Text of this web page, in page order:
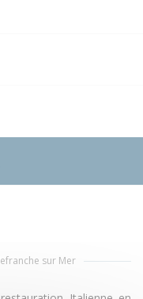
une nouvelle fenêtre))
sur Mer